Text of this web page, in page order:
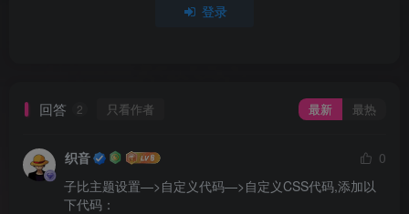
登录
回答 2 只看作者 最新 最热
织音
0
子比主题设置—>自定义代码—>自定义CSS代码,添加以
下代码：